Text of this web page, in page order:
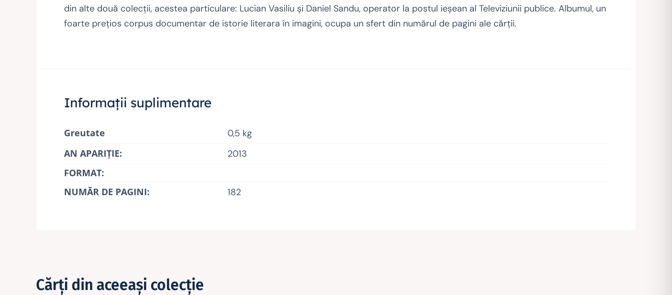
din alte două colecţii, acestea particulare: Lucian Vasiliu şi Daniel Sandu, operator la postul ieşean al Televiziunii publice. Albumul, un
foarte preţios corpus documentar de istorie literara în imagini, ocupa un sfert din numărul de pagini ale cărţii.
Informații suplimentare
Greutate
0,5 kg
AN APARIŢIE:
2013
FORMAT:
NUMĂR DE PAGINI:
182
Cărţi din aceeaşi colecţie